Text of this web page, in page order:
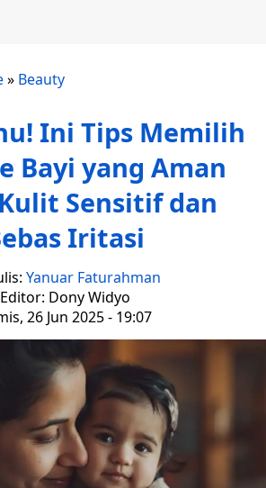
» Beauty
Ini Tips Memilih
Bayi yang Aman
Sensitif dan
Iritasi
Yanuar Faturahman
Editor: Dony Widyo
26 Jun 2025 - 19:07